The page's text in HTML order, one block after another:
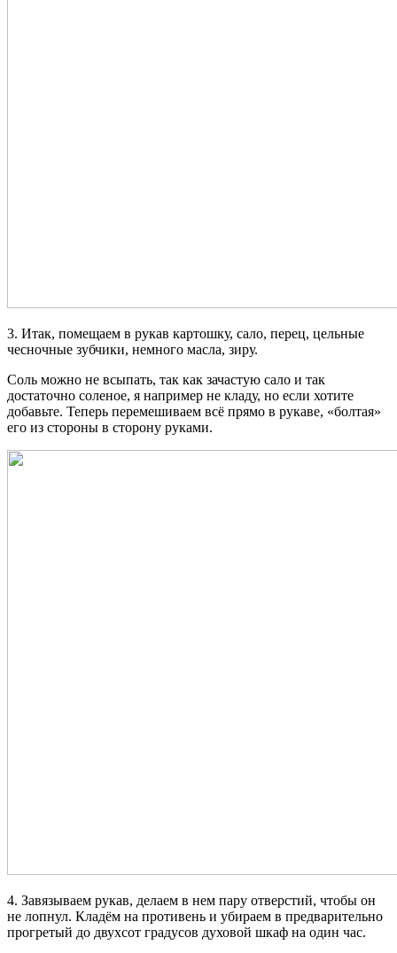
3. Итак, помещаем в рукав картошку, сало, перец, цельные
чесночные зубчики, немного масла, зиру.
Соль можно не всыпать, так как зачастую сало и так
достаточно соленое, я например не кладу, но если хотите
добавьте. Теперь перемешиваем всё прямо в рукаве, «болтая»
его из стороны в сторону руками.
4. Завязываем рукав, делаем в нем пару отверстий, чтобы он
не лопнул. Кладём на противень и убираем в предварительно
прогретый до двухсот градусов духовой шкаф на один час.